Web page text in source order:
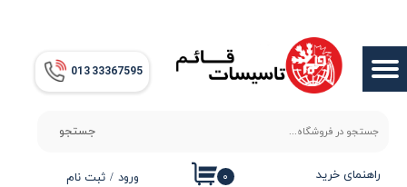
013​​​​​​​ 33367595
جستجو
ورود / ثبت نام
حساب کاربری من
تغییر گذر واژه
سفارشات
خروج از حساب کاربری
راهنمای خرید ۰